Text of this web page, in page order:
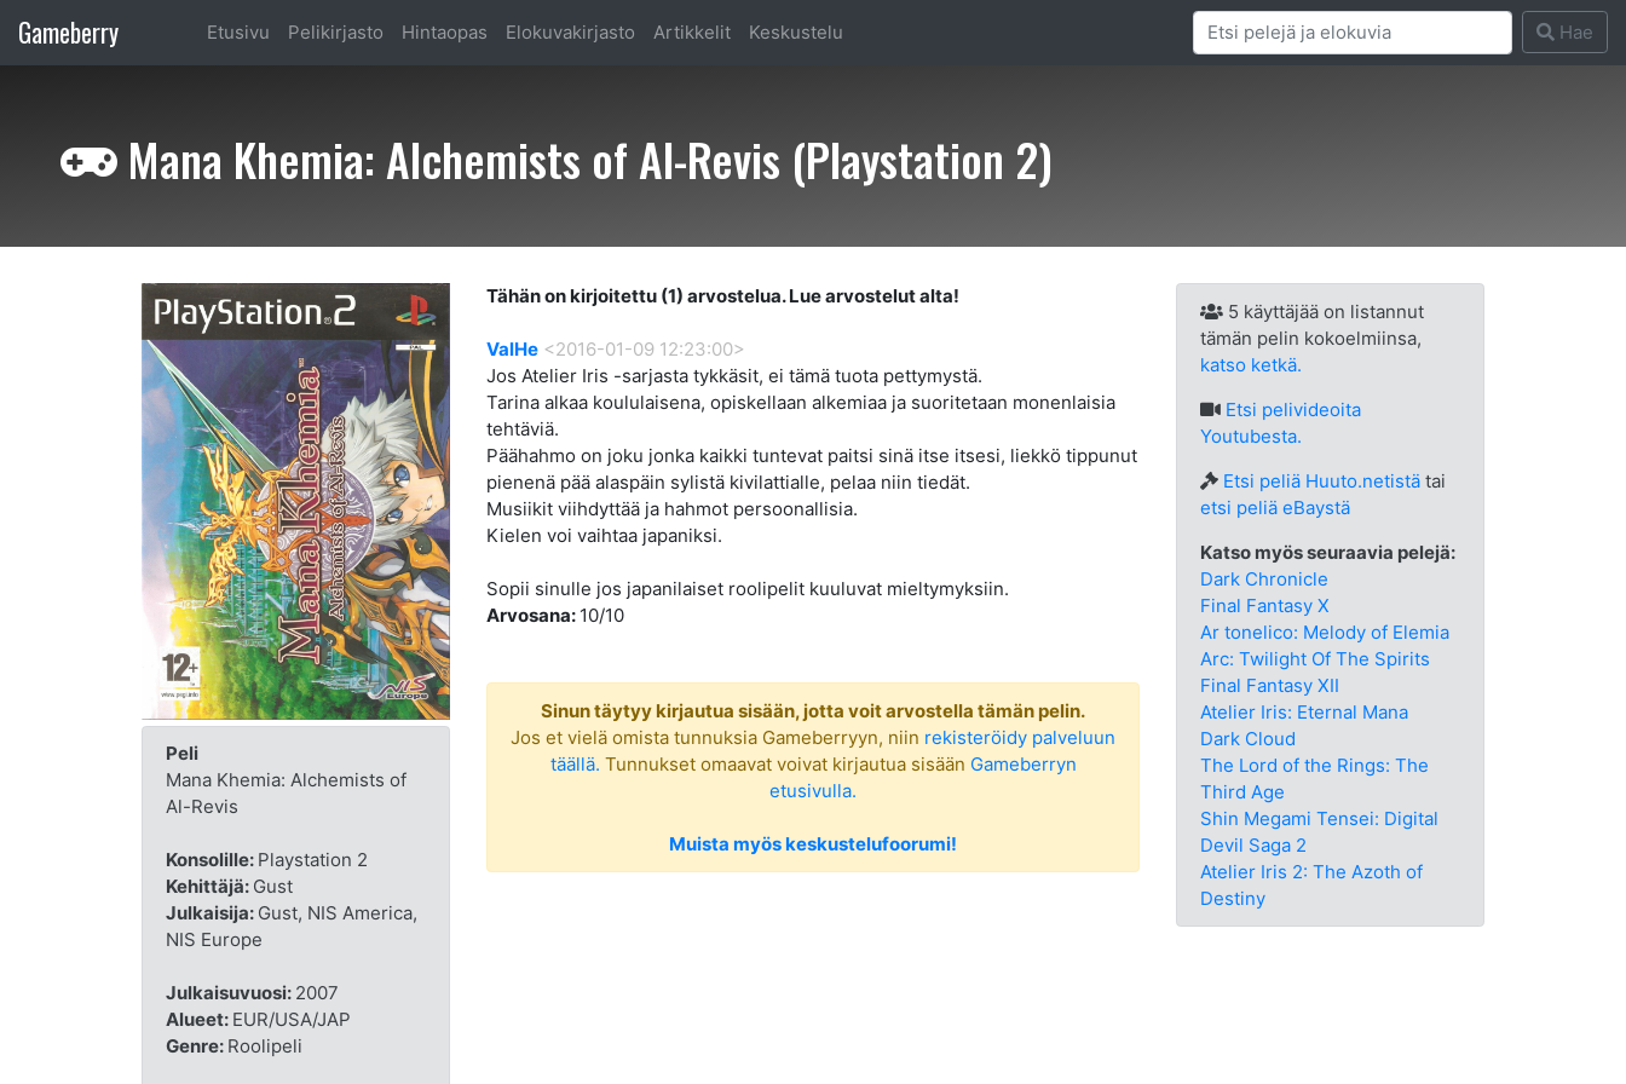
Gameberry Etusivu Pelikirjasto Hintaopas Elokuvakirjasto Artikkelit Keskustelu Hae
Mana Khemia: Alchemists of Al-Revis (Playstation 2)
Peli
Mana Khemia: Alchemists of
Al-Revis
Konsolille: Playstation 2
Kehittäjä: Gust
Julkaisija: Gust, NIS America,
NIS Europe
Julkaisuvuosi: 2007
Alueet: EUR/USA/JAP
Genre: Roolipeli
Tähän on kirjoitettu (1) arvostelua. Lue arvostelut alta!
ValHe <2016-01-09 12:23:00>
Jos Atelier Iris -sarjasta tykkäsit, ei tämä tuota pettymystä.
Tarina alkaa koululaisena, opiskellaan alkemiaa ja suoritetaan monenlaisia
tehtäviä.
Päähahmo on joku jonka kaikki tuntevat paitsi sinä itse itsesi, liekkö tippunut
pienenä pää alaspäin sylistä kivilattialle, pelaa niin tiedät.
Musiikit viihdyttää ja hahmot persoonallisia.
Kielen voi vaihtaa japaniksi.
Sopii sinulle jos japanilaiset roolipelit kuuluvat mieltymyksiin.
Arvosana: 10/10
Sinun täytyy kirjautua sisään, jotta voit arvostella tämän pelin.
Jos et vielä omista tunnuksia Gameberryyn, niin rekisteröidy palveluun
täällä. Tunnukset omaavat voivat kirjautua sisään Gameberryn
etusivulla.
Muista myös keskustelufoorumi!
5 käyttäjää on listannut
tämän pelin kokoelmiinsa,
katso ketkä.
Etsi pelivideoita
Youtubesta.
Etsi peliä Huuto.netistätai
etsi peliä eBaystä
Katso myös seuraavia pelejä:
Dark Chronicle
Final Fantasy X
Ar tonelico: Melody of Elemia
Arc: Twilight Of The Spirits
Final Fantasy XII
Atelier Iris: Eternal Mana
Dark Cloud
The Lord of the Rings: The
Third Age
Shin Megami Tensei: Digital
Devil Saga 2
Atelier Iris 2: The Azoth of
Destiny